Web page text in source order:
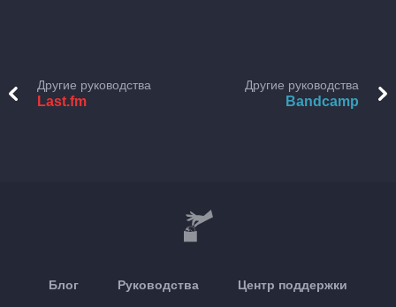
Другие руководства
Last.fm
Другие руководства
Bandcamp
Блог Руководства Центр поддержки